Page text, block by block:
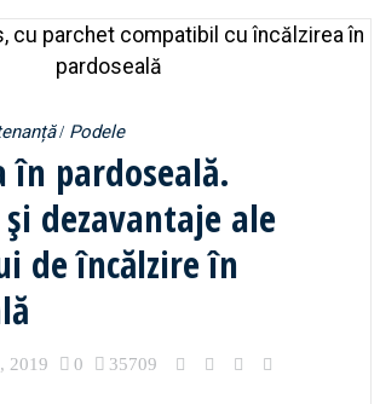
Podele
în pardoseală.
dezavantaje ale
de încălzire în
2019 0 35709